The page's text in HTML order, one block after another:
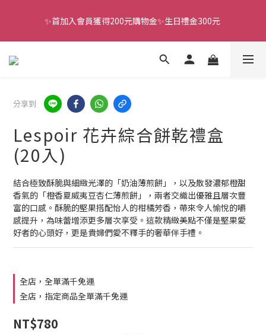
全館滿千免運
✨首加入會員獲得200元購物金✨生日禮金300元
分享到
Lespoir 花卉綜合餅乾禮盒
(20入)
結合極致酥脆與細緻光澤的「奶油薄煎餅」，以及散發濃郁橙甜
香氣的「橙香夏威夷豆杏仁薄煎餅」，兩者交織出優雅且層次豐
富的口感。酥脆的堅果搭配怡人的柑橘芳香，帶來令人愉悅的嚼
感提升，為味蕾增添更多層次享受。這款精緻美點不僅是堅果愛
好者的心頭好，更是貴婦們愛不釋手的奢華伴手禮。
全店，全單滿千免運
全店，指定商品全單滿千免運
NT$780